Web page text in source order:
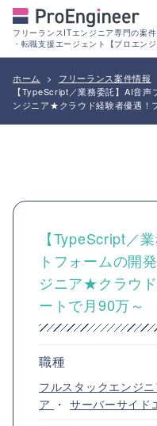
フリーランスITエンジニア専門の案
・転職支援エージェント【プロエンジ
ホーム > フリーランス案件情報
【TypeScript／業務委託】AI音
ンジニア★クラウド経験者優遇！
【TypeScript／
トフォームの開
ジニア★クラウ
ートで月90万～
職種
フルスタックエンジニ
ア ・ サーバーサイド